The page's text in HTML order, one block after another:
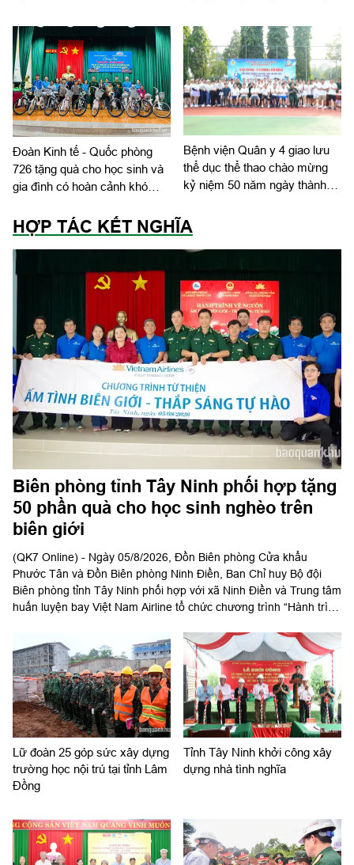
Đoàn Kinh tế - Quốc phòng
726 tặng quà cho học sinh và
gia đình có hoàn cảnh khó
Bệnh viện Quân y 4 giao lưu
thể dục thể thao chào mừng
kỷ niệm 50 năm ngày thành
HỢP TÁC KẾT NGHĨA
Biên phòng tỉnh Tây Ninh phối hợp tặng
50 phần quà cho học sinh nghèo trên
biên giới
(QK7 Online) - Ngày 05/8/2026, Đồn Biên phòng Cửa khẩu
Phước Tân và Đồn Biên phòng Ninh Điền, Ban Chỉ huy Bộ đội
Biên phòng tỉnh Tây Ninh phối hợp với xã Ninh Điền và Trung tâm
huấn luyện bay Việt Nam Airline tổ chức chương trình “Hành trình
Lữ đoàn 25 góp sức xây dựng
trường học nội trú tại tỉnh Lâm
Đồng
Tỉnh Tây Ninh khởi công xây
dựng nhà tình nghĩa